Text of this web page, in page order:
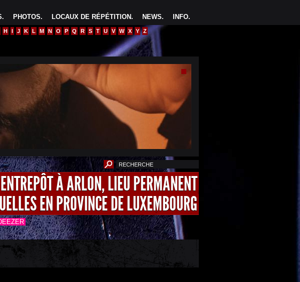
INFO.
NEWS.
LOCAUX DE RÉPÉTITION.
PHOTOS.
.
H I J K L M N O P Q R S T U V W X Y Z
À ARLON, LIEU PERMANENT
EN PROVINCE DE LUXEMBOURG